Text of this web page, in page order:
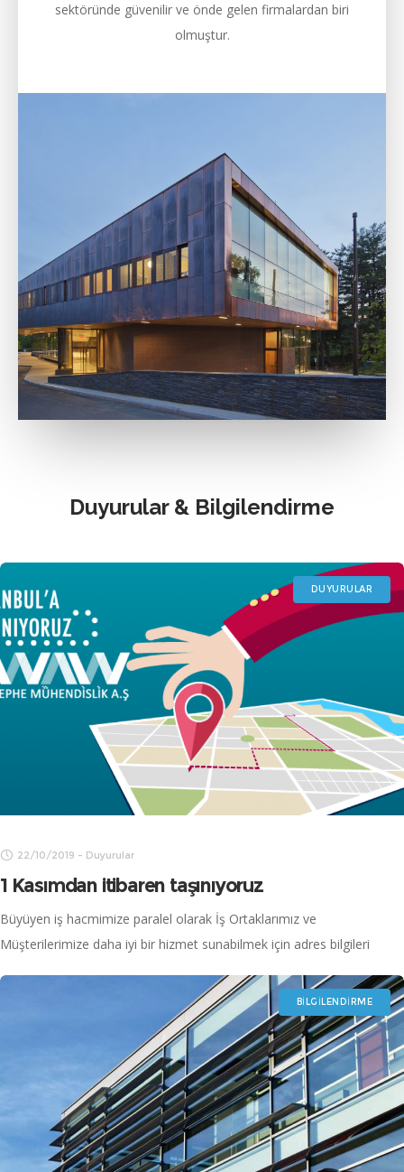
sektöründe güvenilir ve önde gelen firmalardan biri
olmuştur.
Duyurular & Bilgilendirme
DUYURULAR
22/10/2019 - Duyurular
1 Kasımdan itibaren taşınıyoruz
Büyüyen iş hacmimize paralel olarak İş Ortaklarımız ve
Müşterilerimize daha iyi bir hizmet sunabilmek için adres bilgileri
olacağız. Adres: Kaynarca Mahallesi Zirve
BILGILENDIRME